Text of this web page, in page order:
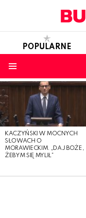
POPULARNE
LATEST
KACZYŃSKI W MOCNYCH
SŁOWACH O
MORAWIECKIM. „DAJ BOŻE,
ŻEBYM SIĘ MYLIŁ”